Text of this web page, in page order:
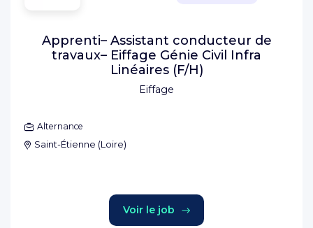
Eiffage
Apprenti– Assistant conducteur de
travaux– Eiffage Génie Civil Infra
Linéaires (F/H)
Alternance
Saint-Étienne (Loire)
Voir le job